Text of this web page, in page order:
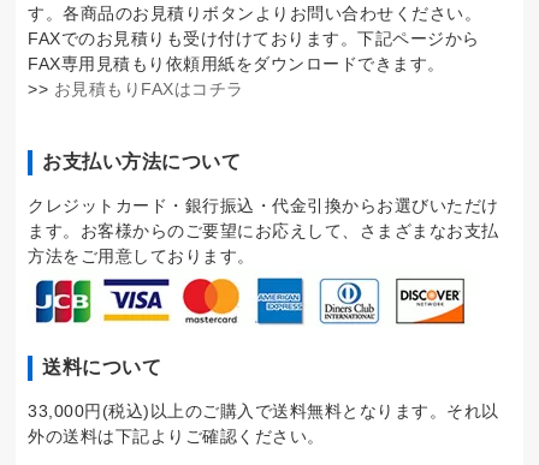
す。各商品のお見積りボタンよりお問い合わせください。
FAXでのお見積りも受け付けております。下記ページから
FAX専用見積もり依頼用紙をダウンロードできます。
>> お見積もりFAXはコチラ
お支払い方法について
クレジットカード・銀行振込・代金引換からお選びいただけ
ます。お客様からのご要望にお応えして、さまざまなお支払
方法をご用意しております。
送料について
33,000円(税込)以上のご購入で送料無料となります。それ以
外の送料は下記よりご確認ください。